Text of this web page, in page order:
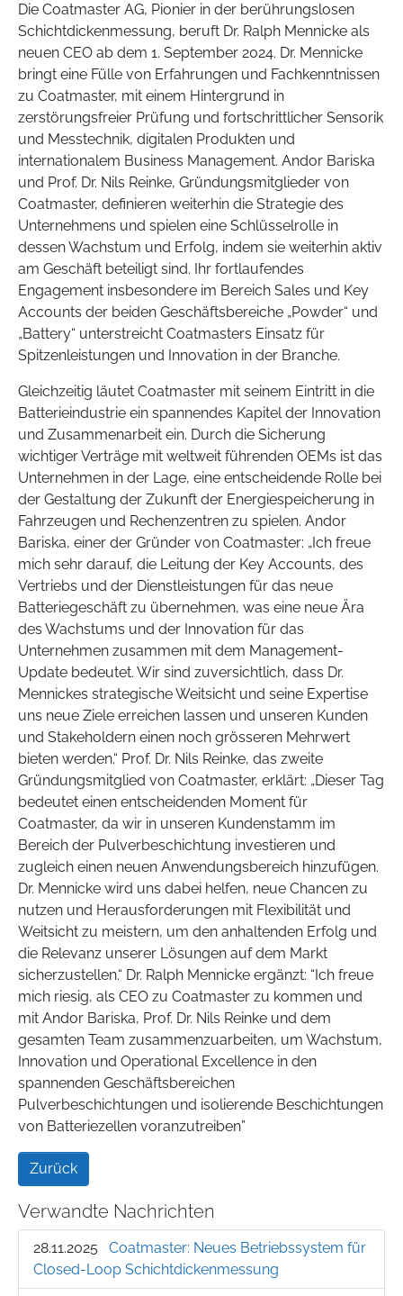
Die Coatmaster AG, Pionier in der berührungslosen
Schichtdickenmessung, beruft Dr. Ralph Mennicke als
neuen CEO ab dem 1. September 2024. Dr. Mennicke
bringt eine Fülle von Erfahrungen und Fachkenntnissen
zu Coatmaster, mit einem Hintergrund in
zerstörungsfreier Prüfung und fortschrittlicher Sensorik
und Messtechnik, digitalen Produkten und
internationalem Business Management. Andor Bariska
und Prof. Dr. Nils Reinke, Gründungsmitglieder von
Coatmaster, definieren weiterhin die Strategie des
Unternehmens und spielen eine Schlüsselrolle in
dessen Wachstum und Erfolg, indem sie weiterhin aktiv
am Geschäft beteiligt sind. Ihr fortlaufendes
Engagement insbesondere im Bereich Sales und Key
Accounts der beiden Geschäftsbereiche „Powder“ und
„Battery“ unterstreicht Coatmasters Einsatz für
Spitzenleistungen und Innovation in der Branche.
Gleichzeitig läutet Coatmaster mit seinem Eintritt in die
Batterieindustrie ein spannendes Kapitel der Innovation
und Zusammenarbeit ein. Durch die Sicherung
wichtiger Verträge mit weltweit führenden OEMs ist das
Unternehmen in der Lage, eine entscheidende Rolle bei
der Gestaltung der Zukunft der Energiespeicherung in
Fahrzeugen und Rechenzentren zu spielen. Andor
Bariska, einer der Gründer von Coatmaster: „Ich freue
mich sehr darauf, die Leitung der Key Accounts, des
Vertriebs und der Dienstleistungen für das neue
Batteriegeschäft zu übernehmen, was eine neue Ära
des Wachstums und der Innovation für das
Unternehmen zusammen mit dem Management-
Update bedeutet. Wir sind zuversichtlich, dass Dr.
Mennickes strategische Weitsicht und seine Expertise
uns neue Ziele erreichen lassen und unseren Kunden
und Stakeholdern einen noch grösseren Mehrwert
bieten werden.“ Prof. Dr. Nils Reinke, das zweite
Gründungsmitglied von Coatmaster, erklärt: „Dieser Tag
bedeutet einen entscheidenden Moment für
Coatmaster, da wir in unseren Kundenstamm im
Bereich der Pulverbeschichtung investieren und
zugleich einen neuen Anwendungsbereich hinzufügen.
Dr. Mennicke wird uns dabei helfen, neue Chancen zu
nutzen und Herausforderungen mit Flexibilität und
Weitsicht zu meistern, um den anhaltenden Erfolg und
die Relevanz unserer Lösungen auf dem Markt
sicherzustellen.“ Dr. Ralph Mennicke ergänzt: “Ich freue
mich riesig, als CEO zu Coatmaster zu kommen und
mit Andor Bariska, Prof. Dr. Nils Reinke und dem
gesamten Team zusammenzuarbeiten, um Wachstum,
Innovation und Operational Excellence in den
spannenden Geschäftsbereichen
Pulverbeschichtungen und isolierende Beschichtungen
von Batteriezellen voranzutreiben”
Zurück
Verwandte Nachrichten
28.11.2025
Coatmaster: Neues Betriebssystem für
Closed-Loop Schichtdickenmessung